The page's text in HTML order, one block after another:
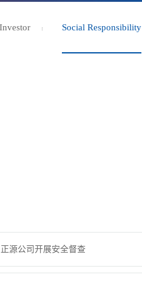
Investor Social Responsibility
源公司开展安全督查